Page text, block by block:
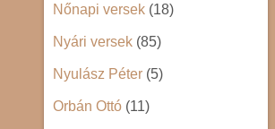
Nőnapi versek (18)
Nyári versek (85)
Nyulász Péter (5)
Orbán Ottó (11)